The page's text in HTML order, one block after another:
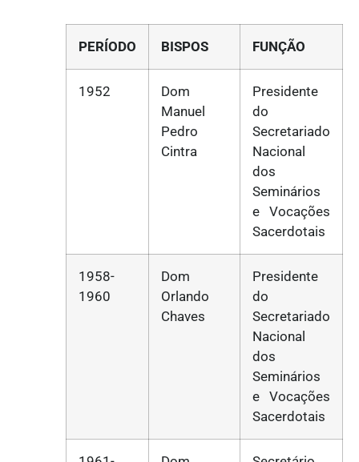
PERÍODO BISPOS FUNÇÃO
1952
Dom
Manuel
Pedro
Cintra
Presidente
do
Secretariado
Nacional
dos
Seminários
e Vocações
Sacerdotais
1958-
1960
Dom
Orlando
Chaves
Presidente
do
Secretariado
Nacional
dos
Seminários
e Vocações
Sacerdotais